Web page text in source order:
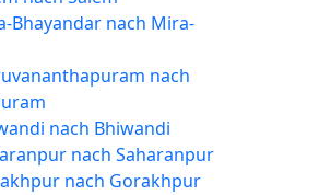
Bhayandar nach Mira-
nach
nach Bhiwandi
nach Saharanpur
nach Gorakhpur